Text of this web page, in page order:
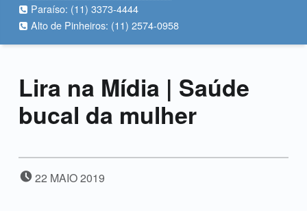
Paraíso: (11) 3373-4444
Alto de Pinheiros: (11) 2574-0958
Lira na Mídia | Saúde
bucal da mulher
POSTADO EM:
22 MAIO2019